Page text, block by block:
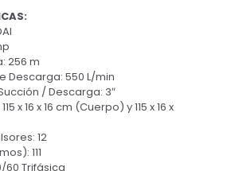
256 m
Descarga: 550 L/min
/ Descarga: 3″
x 16 x 16 cm (Cuerpo) y 115 x 16 x
12
111
60 Trifásica